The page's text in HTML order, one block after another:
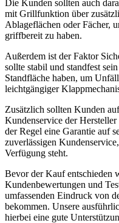
Die Kunden sollten auch
mit Grillfunktion über
Ablageflächen oder Fächer,
griffbereit zu haben.
Außerdem ist der Faktor
sollte stabil und standfest
Standfläche haben, um
leichtgängiger
Zusätzlich sollten Kunden
Kundenservice der
der Regel eine Garantie auf
zuverlässigen
Verfügung steht.
Bevor der Kauf entschieden
Kundenbewertungen und
umfassenden Eindruck von
bekommen. Unsere
hierbei eine gute